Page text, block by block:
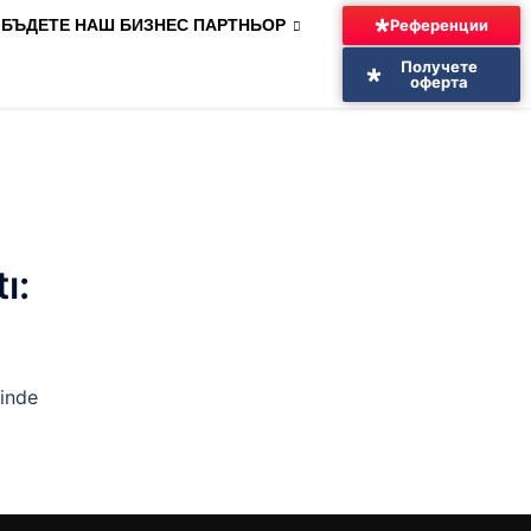
БЪДЕТЕ НАШ БИЗНЕС ПАРТНЬОР Референции
Получете
оферта